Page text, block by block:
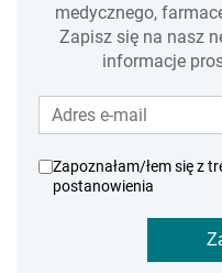
medycznego,
Zapisz się na nasz
informacje
Zapoznałam/łem się z
postanowienia